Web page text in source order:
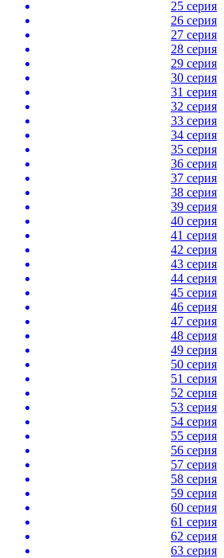
25 серия
26 серия
27 серия
28 серия
29 серия
30 серия
31 серия
32 серия
33 серия
34 серия
35 серия
36 серия
37 серия
38 серия
39 серия
40 серия
41 серия
42 серия
43 серия
44 серия
45 серия
46 серия
47 серия
48 серия
49 серия
50 серия
51 серия
52 серия
53 серия
54 серия
55 серия
56 серия
57 серия
58 серия
59 серия
60 серия
61 серия
62 серия
63 серия